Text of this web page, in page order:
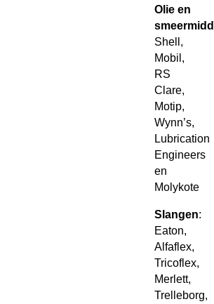
Olie en
Shell,
Mobil,
RS
Clare,
Motip,
Wynn’s,
Lubrication
Engineers
en
Molykote
Slangen:
Eaton,
Alfaflex,
Tricoflex,
Merlett,
Trelleborg,